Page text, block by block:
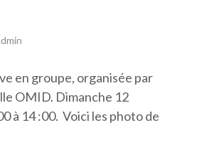
en groupe, organisée par
OMID. Dimanche 12
à 14 :00. Voici les photo de